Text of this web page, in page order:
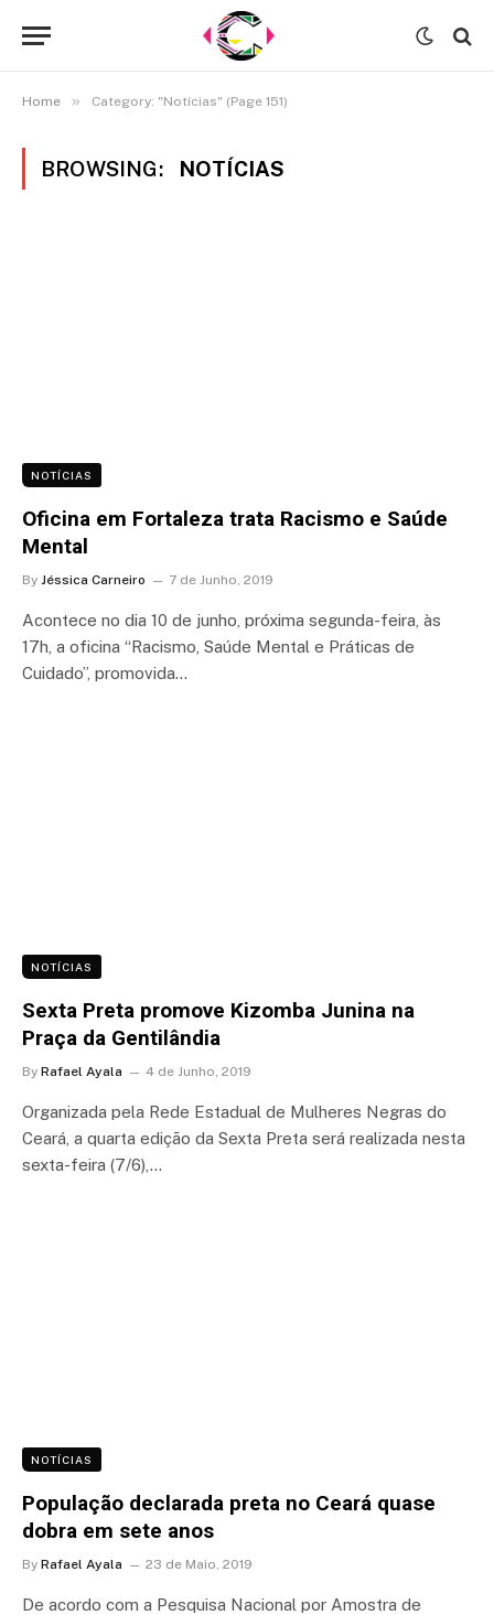
Home » Category: "Notícias" (Page 151)
BROWSING: NOTÍCIAS
NOTÍCIAS
Oficina em Fortaleza trata Racismo e Saúde
Mental
By Jéssica Carneiro 7 de Junho, 2019
Acontece no dia 10 de junho, próxima segunda-feira, às
17h, a oficina “Racismo, Saúde Mental e Práticas de
Cuidado”, promovida…
NOTÍCIAS
Sexta Preta promove Kizomba Junina na
Praça da Gentilândia
By Rafael Ayala 4 de Junho, 2019
Organizada pela Rede Estadual de Mulheres Negras do
Ceará, a quarta edição da Sexta Preta será realizada nesta
sexta-feira (7/6),…
NOTÍCIAS
População declarada preta no Ceará quase
dobra em sete anos
By Rafael Ayala 23 de Maio, 2019
De acordo com a Pesquisa Nacional por Amostra de